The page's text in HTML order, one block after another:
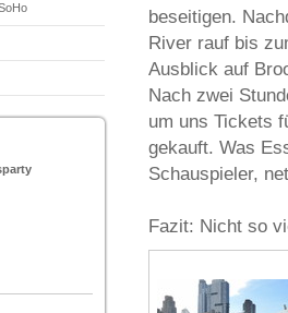
beseitigen.
River rauf bis
Ausblick auf
Nach zwei
um uns Tickets
gekauft. Was
Schauspieler,
Fazit: Nicht so